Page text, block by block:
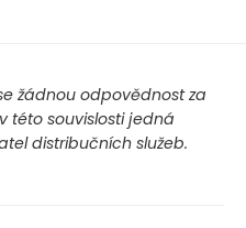
žádnou odpovědnost za
této souvislosti jedná
distribučních služeb.